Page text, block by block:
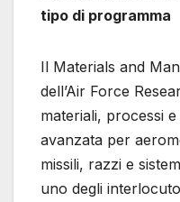
tipo di programma
Il Materials and
dell’Air Force
materiali, processi
avanzata per
missili, razzi e
uno degli